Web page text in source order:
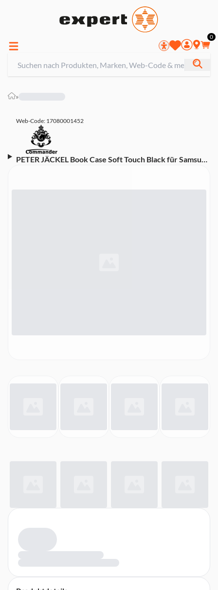
0
»
Web-Code: 17080001452
PETER JÄCKEL Book Case Soft Touch Black für Samsung